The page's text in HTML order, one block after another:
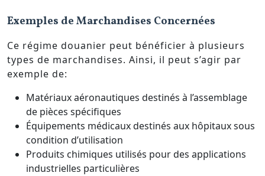
Exemples de Marchandises Concernées
Ce régime douanier peut bénéficier à plusieurs
types de marchandises. Ainsi, il peut s’agir par
exemple de:
Matériaux aéronautiques destinés à l’assemblage
de pièces spécifiques
Équipements médicaux destinés aux hôpitaux sous
condition d’utilisation
Produits chimiques utilisés pour des applications
industrielles particulières